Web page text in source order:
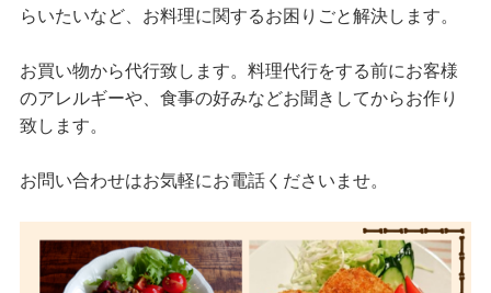
らいたいなど、お料理に関するお困りごと解決します。
お買い物から代行致します。料理代行をする前にお客様
のアレルギーや、食事の好みなどお聞きしてからお作り
致します。
お問い合わせはお気軽にお電話くださいませ。